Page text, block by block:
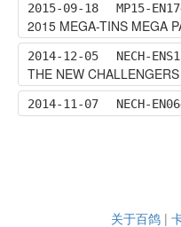
2015-09-18 MP15-
2015 MEGA-TINS MEGA
2014-12-05 NECH-
THE NEW
2014-11-07 NECH-
关于百鸽 |